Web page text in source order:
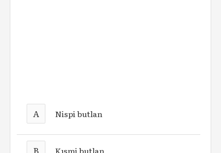
A Nispi butlan
B Kısmi butlan